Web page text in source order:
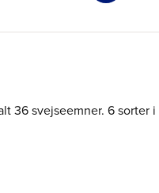
36 svejseemner. 6 sorter